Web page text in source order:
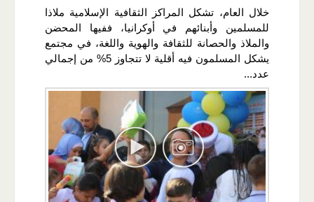
خلال العام، تشكل المراكز الثقافية الإسلامية ملاذا
للمسلمين وأبنائهم في أوكرانيا، ففيها المحضن
والملاذ والحصانة للثقافة والهوية واللغة، في مجتمع
يشكل المسلمون فيه أقلية لا تتجاوز 5% من إجمالي
عدد...